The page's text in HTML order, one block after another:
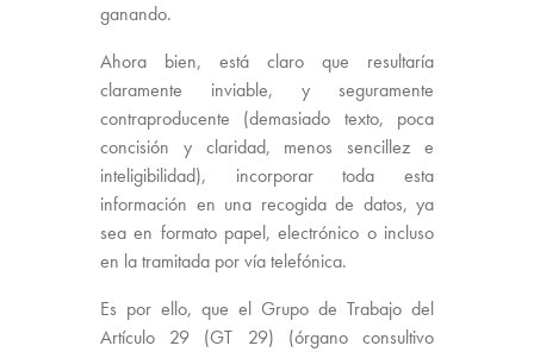
ganando.
Ahora bien, está claro que resultaría
claramente inviable, y seguramente
contraproducente (demasiado texto, poca
concisión y claridad, menos sencillez e
inteligibilidad), incorporar toda esta
información en una recogida de datos, ya
sea en formato papel, electrónico o incluso
en la tramitada por vía telefónica.
Es por ello, que el Grupo de Trabajo del
Artículo 29 (GT 29) (órgano consultivo